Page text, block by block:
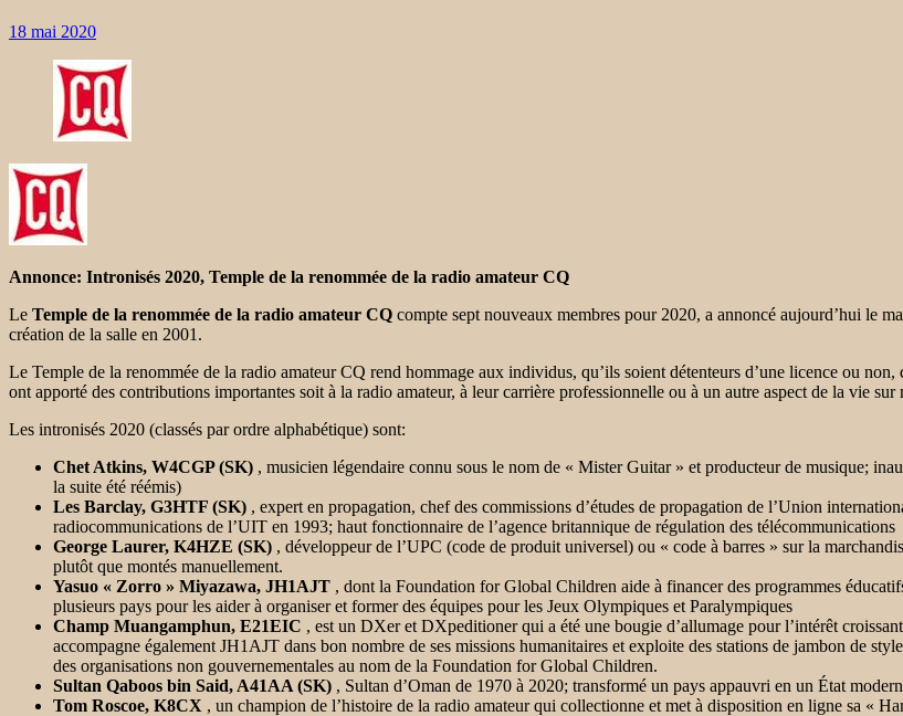
18 mai 2020
Annonce: Intronisés 2020, Temple de la renommée de la radio amateur CQ
Le Temple de la renommée de la radio amateur CQ compte sept nouveaux membres pour 2020, a annoncé aujourd’hui le
création de la salle en 2001.
Le Temple de la renommée de la radio amateur CQ rend hommage aux individus, qu’ils soient détenteurs d’une licence ou
ont apporté des contributions importantes soit à la radio amateur, à leur carrière professionnelle ou à un autre aspect de la vie sur
Les intronisés 2020 (classés par ordre alphabétique) sont:
Chet Atkins, W4CGP (SK) , musicien légendaire connu sous le nom de « Mister Guitar » et producteur de musique;
la suite été réémis)
Les Barclay, G3HTF (SK) , expert en propagation, chef des commissions d’études de propagation de l’Union
radiocommunications de l’UIT en 1993; haut fonctionnaire de l’agence britannique de régulation des télécommunications
George Laurer, K4HZE (SK) , développeur de l’UPC (code de produit universel) ou « code à barres » sur la
plutôt que montés manuellement.
Yasuo « Zorro » Miyazawa, JH1AJT , dont la Foundation for Global Children aide à financer des programmes
plusieurs pays pour les aider à organiser et former des équipes pour les Jeux Olympiques et Paralympiques
Champ Muangamphun, E21EIC , est un DXer et DXpeditioner qui a été une bougie d’allumage pour l’intérêt
accompagne également JH1AJT dans bon nombre de ses missions humanitaires et exploite des stations de jambon de
des organisations non gouvernementales au nom de la Foundation for Global Children.
Sultan Qaboos bin Said, A41AA (SK) , Sultan d’Oman de 1970 à 2020; transformé un pays appauvri en un État
Tom Roscoe, K8CX , un champion de l’histoire de la radio amateur qui collectionne et met à disposition en ligne sa «